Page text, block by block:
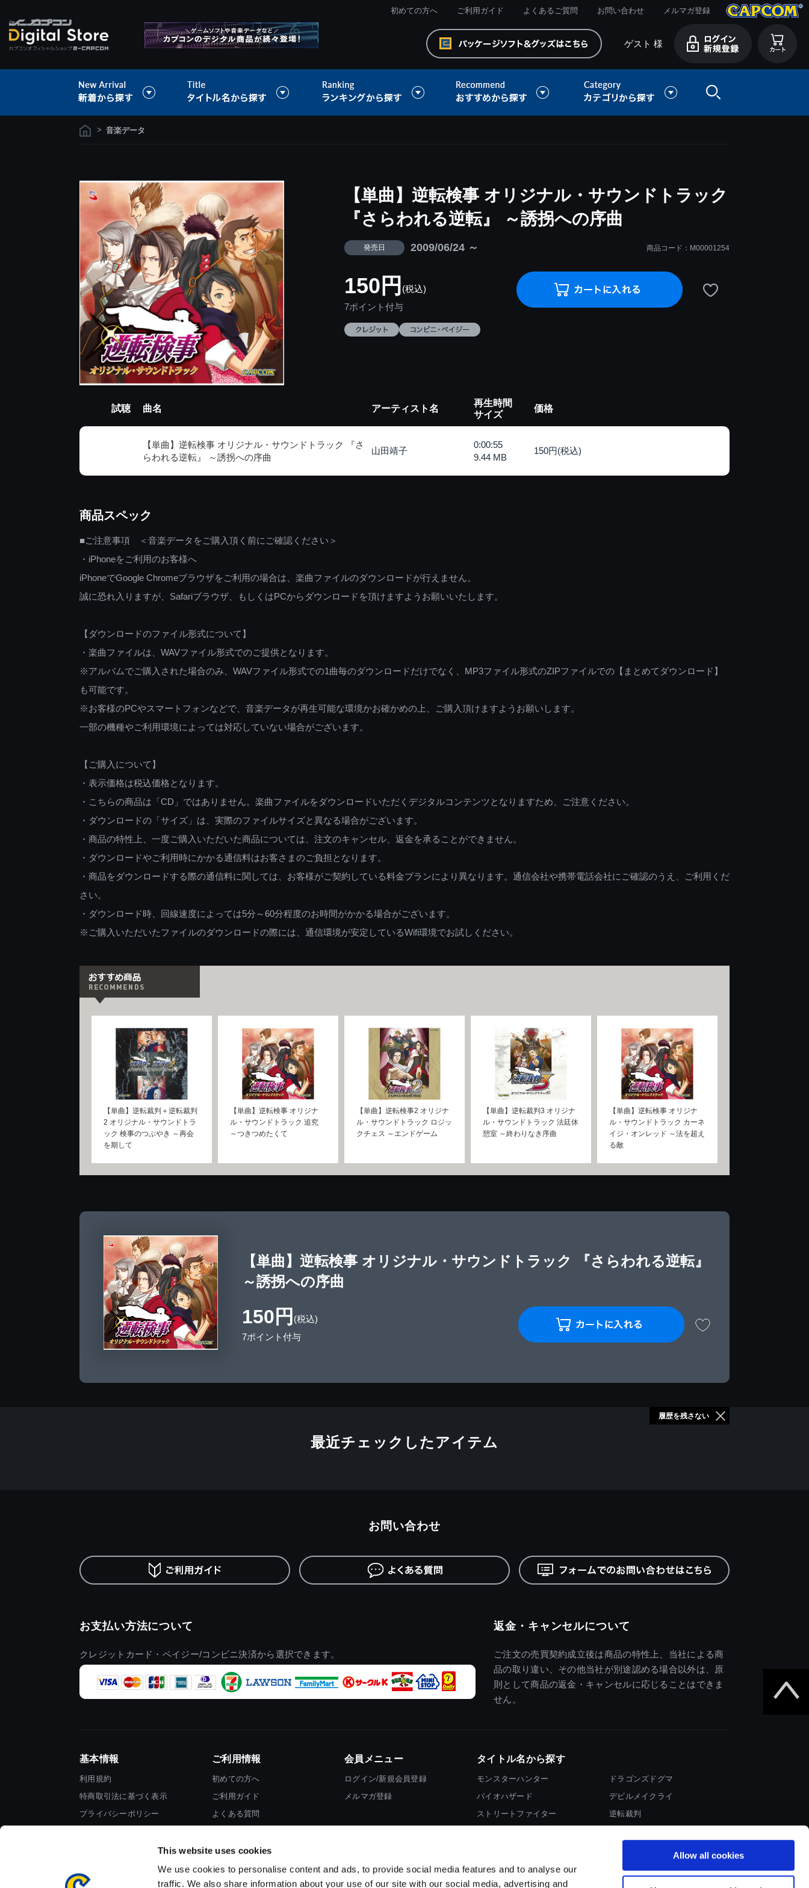
This website uses cookies
We use cookies to personalise content and ads, to provide social media features and to analyse our
traffic. We also share information about your use of our site with our social media, advertising and
Allow all cookies
初めての方へ ご利用ガイド よくあるご質問 お問い合わせ メルマガ登録
ゲスト 様
> 音楽データ
【単曲】逆転検事 オリジナル・サウンドトラック
『さらわれる逆転』 ～誘拐への序曲
発売日 2009/06/24 ～ 商品コード：M00001254
150円 (税込)
7ポイント付与
試聴 曲名 アーティスト名
再生時間
サイズ
価格
【単曲】逆転検事 オリジナル・サウンドトラック 『さ
らわれる逆転』 ～誘拐への序曲
山田靖子
0:00:55
9.44 MB
150円(税込)
商品スペック
■ご注意事項 ＜音楽データをご購入頂く前にご確認ください＞
・iPhoneをご利用のお客様へ
iPhoneでGoogle Chromeブラウザをご利用の場合は、楽曲ファイルのダウンロードが行えません。
誠に恐れ入りますが、Safariブラウザ、もしくはPCからダウンロードを頂けますようお願いいたします。
【ダウンロードのファイル形式について】
・楽曲ファイルは、WAVファイル形式でのご提供となります。
※アルバムでご購入された場合のみ、WAVファイル形式での1曲毎のダウンロードだけでなく、MP3ファイル形式のZIPファイルでの【まとめてダウンロード】
も可能です。
※お客様のPCやスマートフォンなどで、音楽データが再生可能な環境かお確かめの上、ご購入頂けますようお願いします。
一部の機種やご利用環境によっては対応していない場合がございます。
【ご購入について】
・表示価格は税込価格となります。
・こちらの商品は「CD」ではありません。楽曲ファイルをダウンロードいただくデジタルコンテンツとなりますため、ご注意ください。
・ダウンロードの「サイズ」は、実際のファイルサイズと異なる場合がございます。
・商品の特性上、一度ご購入いただいた商品については、注文のキャンセル、返金を承ることができません。
・ダウンロードやご利用時にかかる通信料はお客さまのご負担となります。
・商品をダウンロードする際の通信料に関しては、お客様がご契約している料金プランにより異なります。通信会社や携帯電話会社にご確認のうえ、ご利用くだ
さい。
・ダウンロード時、回線速度によっては5分～60分程度のお時間がかかる場合がございます。
※ご購入いただいたファイルのダウンロードの際には、通信環境が安定しているWifi環境でお試しください。
【単曲】逆転裁判＋逆転裁判
2 オリジナル・サウンドトラ
ック 検事のつぶやき ～再会
を期して
【単曲】逆転検事 オリジナ
ル・サウンドトラック 追究
～つきつめたくて
【単曲】逆転検事2 オリジナ
ル・サウンドトラック ロジッ
クチェス ～エンドゲーム
【単曲】逆転裁判3 オリジナ
ル・サウンドトラック 法廷休
憩室 ～終わりなき序曲
【単曲】逆転検事 オリジナ
ル・サウンドトラック カーネ
イジ・オンレッド ～法を超え
る敵
【単曲】逆転検事 オリジナル・サウンドトラック 『さらわれる逆転』
～誘拐への序曲
150円 (税込)
7ポイント付与
最近チェックしたアイテム
履歴を残さない
お支払い方法について
クレジットカード・ペイジー/コンビニ決済から選択できます。
返金・キャンセルについて
ご注文の売買契約成立後は商品の特性上、当社による商
品の取り違い、その他当社が別途認める場合以外は、原
則として商品の返金・キャンセルに応じることはできま
せん。
お問い合わせ
基本情報
利用規約
特商取引法に基づく表示
プライバシーポリシー
ご利用情報
初めての方へ
ご利用ガイド
よくある質問
会員メニュー
ログイン/新規会員登録
メルマガ登録
タイトル名から探す
モンスターハンター
バイオハザード
ストリートファイター
ドラゴンズドグマ
デビルメイクライ
逆転裁判